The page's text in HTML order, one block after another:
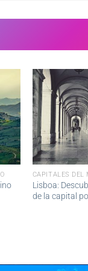
CAPITALES DEL
Lisboa:
de la capital